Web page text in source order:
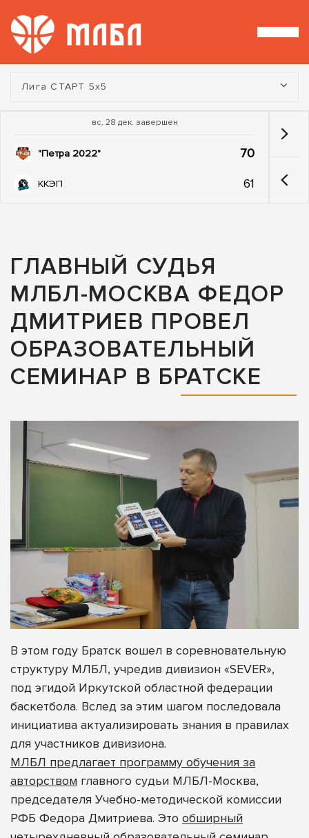
Турнир:
Лига СТАРТ 5х5
вс, 28 дек. завершен
"Петра 2022" 70
ККЭП 61
ГЛАВНЫЙ СУДЬЯ
МЛБЛ-МОСКВА ФЕДОР
ДМИТРИЕВ ПРОВЕЛ
ОБРАЗОВАТЕЛЬНЫЙ
СЕМИНАР В БРАТСКЕ
В этом году Братск вошел в соревновательную
структуру МЛБЛ, учредив дивизион «SEVER»,
под эгидой Иркутской областной федерации
баскетбола. Вслед за этим шагом последовала
инициатива актуализировать знания в правилах
для участников дивизиона.
МЛБЛ предлагает программу обучения за
авторством главного судьи МЛБЛ-Москва,
председателя Учебно-методической комиссии
РФБ Федора Дмитриева. Это обширный